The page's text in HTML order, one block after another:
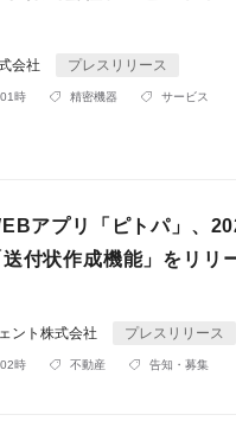
会社 プレスリリース
時 精密機器 サービス
アプリ「ピトパ」、
付状作成機能」をリリ
ント株式会社 プレスリリース
時 不動産 告知・募集